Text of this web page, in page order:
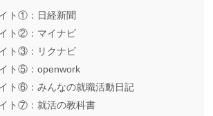
ト①：日経新聞
ト②：マイナビ
ト③：リクナビ
ト⑤：openwork
ト⑥：みんなの就職活動日記
ト⑦：就活の教科書